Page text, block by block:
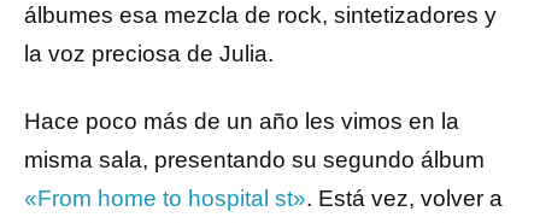
álbumes esa mezcla de rock, sintetizadores y
la voz preciosa de Julia.
Hace poco más de un año les vimos en la
misma sala, presentando su segundo álbum
«From home to hospital st». Está vez, volver a